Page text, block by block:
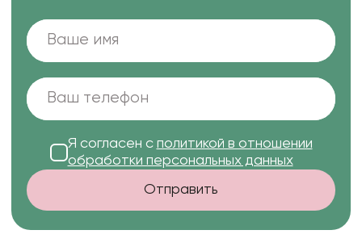
Я согласен с политикой в отношении
обработки персональных данных
Отправить